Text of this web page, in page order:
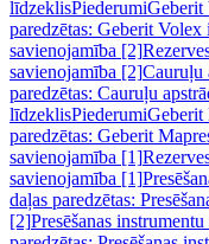
līdzeklisPiederumiGeberit
paredzētas: Geberit Volex
savienojamība [2]
savienojamība [2]Cauruļu
paredzētas: Cauruļu
līdzeklisPiederumiGeberit
paredzētas: Geberit
savienojamība [1]
savienojamība [1]
daļas paredzētas:
[2]Presēšanas